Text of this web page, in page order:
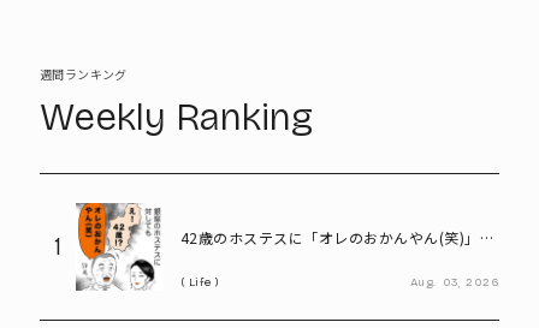
週間ランキング
Weekly Ranking
1
42歳のホステスに「オレのおかんやん(笑)」と
Life Aug. 03, 2026